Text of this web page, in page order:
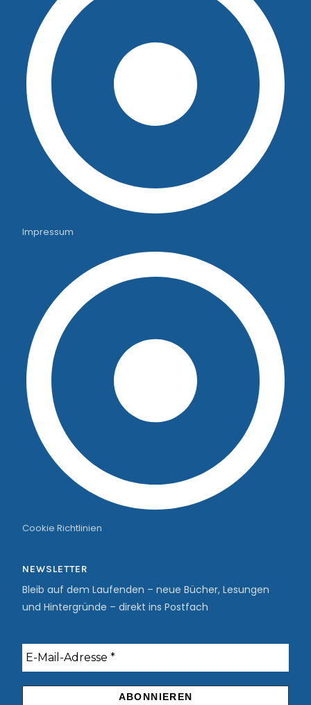
Impressum
Cookie Richtlinien
NEWSLETTER
Bleib auf dem Laufenden – neue Bücher, Lesungen
und Hintergründe – direkt ins Postfach